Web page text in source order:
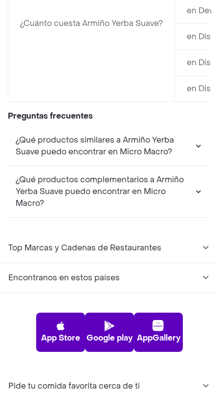
¿Cuánto cuesta Armiño Yerba Suave?
en
en
en
en
Preguntas frecuentes
¿Qué productos similares a Armiño Yerba
Suave puedo encontrar en Micro Macro?
¿Qué productos complementarios a Armiño
Yerba Suave puedo encontrar en Micro
Macro?
Top Marcas y Cadenas de Restaurantes
Encontranos en estos países
App Store Google play AppGallery
Pide tu comida favorita cerca de ti